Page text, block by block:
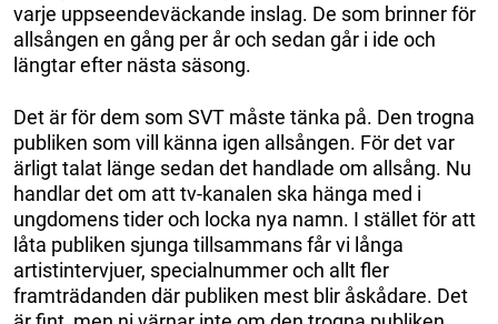
varje uppseendeväckande inslag. De som brinner för
allsången en gång per år och sedan går i ide och
längtar efter nästa säsong.
Det är för dem som SVT måste tänka på. Den trogna
publiken som vill känna igen allsången. För det var
ärligt talat länge sedan det handlade om allsång. Nu
handlar det om att tv-kanalen ska hänga med i
ungdomens tider och locka nya namn. I stället för att
låta publiken sjunga tillsammans får vi långa
artistintervjuer, specialnummer och allt fler
framträdanden där publiken mest blir åskådare. Det